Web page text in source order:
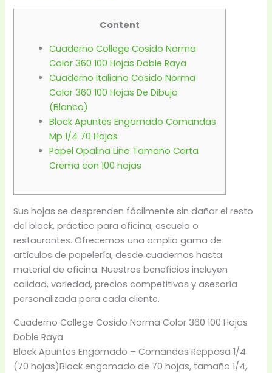
Content
Cuaderno College Cosido Norma
Color 360 100 Hojas Doble Raya
Cuaderno Italiano Cosido Norma
Color 360 100 Hojas De Dibujo
(Blanco)
Block Apuntes Engomado Comandas
Mp 1/4 70 Hojas
Papel Opalina Lino Tamaño Carta
Crema con 100 hojas
Sus hojas se desprenden fácilmente sin dañar el resto
del block, práctico para oficina, escuela o
restaurantes. Ofrecemos una amplia gama de
artículos de papelería, desde cuadernos hasta
material de oficina. Nuestros beneficios incluyen
calidad, variedad, precios competitivos y asesoría
personalizada para cada cliente.
Cuaderno College Cosido Norma Color 360 100 Hojas
Doble Raya
Block Apuntes Engomado – Comandas Reppasa 1/4
(70 hojas)Block engomado de 70 hojas, tamaño 1/4,